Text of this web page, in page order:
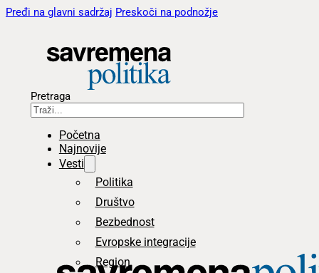
Pređi na glavni sadržaj Preskoči na podnožje
Pretraga
Početna
Najnovije
Vesti
Politika
Društvo
Bezbednost
Evropske integracije
Region